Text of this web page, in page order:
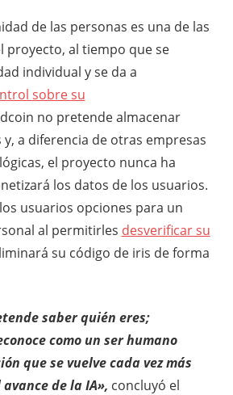
de las personas es una de las
proyecto, al tiempo que se
individual y se da a
sobre su
no pretende almacenar
a diferencia de otras empresas
el proyecto nunca ha
los datos de los usuarios.
usuarios opciones para un
al permitirles desverificar su
su código de iris de forma
saber quién eres;
como un ser humano
que se vuelve cada vez más
de la IA», concluyó el